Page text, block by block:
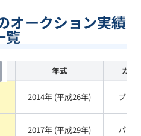
オークション実績
覧
年式 カラ
2014年 (平成26年) ブルー
2017年 (平成29年) パール